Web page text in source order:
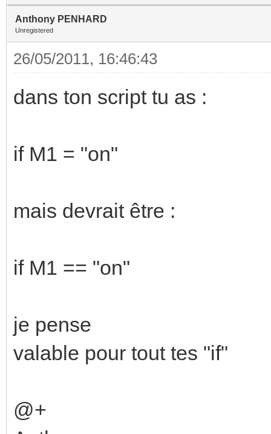
Anthony PENHARD
Unregistered
26/05/2011, 16:46:43
dans ton script tu as :
if M1 = "on"
mais devrait être :
if M1 == "on"
je pense
valable pour tout tes "if"
@+